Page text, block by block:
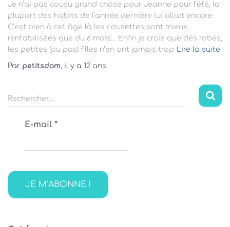
Je n’ai pas cousu grand chose pour Jeanne pour l’été, la
plupart des habits de l’année dernière lui allait encore.
C’est bien à cet âge là les cousettes sont mieux
rentabilisées que du 6 mois… Enfin je crois que des robes,
les petites (ou pas) filles n’en ont jamais trop Lire la suite
Par petitsdom, il y a 12 ans
R
e
h
r
Rechercher…
E-mail *